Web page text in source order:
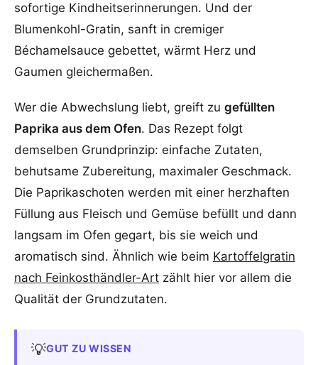
sofortige Kindheitserinnerungen. Und der
Blumenkohl-Gratin, sanft in cremiger
Béchamelsauce gebettet, wärmt Herz und
Gaumen gleichermaßen.
Wer die Abwechslung liebt, greift zu gefüllten
Paprika aus dem Ofen. Das Rezept folgt
demselben Grundprinzip: einfache Zutaten,
behutsame Zubereitung, maximaler Geschmack.
Die Paprikaschoten werden mit einer herzhaften
Füllung aus Fleisch und Gemüse befüllt und dann
langsam im Ofen gegart, bis sie weich und
aromatisch sind. Ähnlich wie beim Kartoffelgratin
nach Feinkosthändler-Art zählt hier vor allem die
Qualität der Grundzutaten.
💡GUT ZU WISSEN